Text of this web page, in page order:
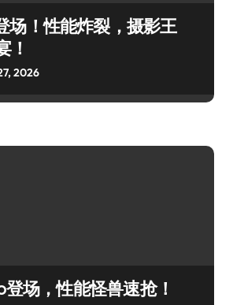
场！性能炸裂，摄影王
！
2026
场，性能怪兽速抢！